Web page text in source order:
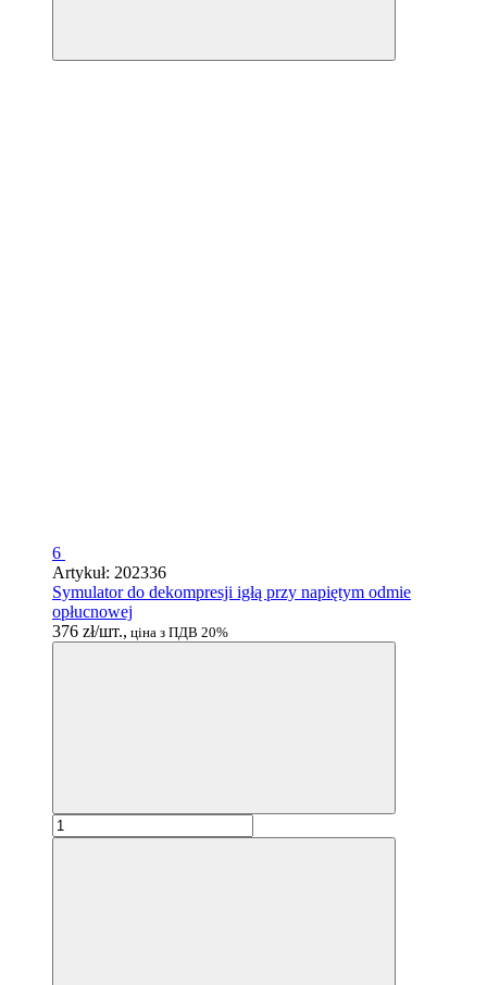
6
Artykuł: 202336
Symulator do dekompresji igłą przy napiętym odmie
opłucnowej
376 zł/шт., ціна з ПДВ 20%